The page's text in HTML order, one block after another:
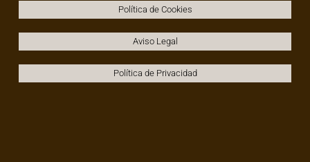
Política de Cookies
Aviso Legal
Política de Privacidad